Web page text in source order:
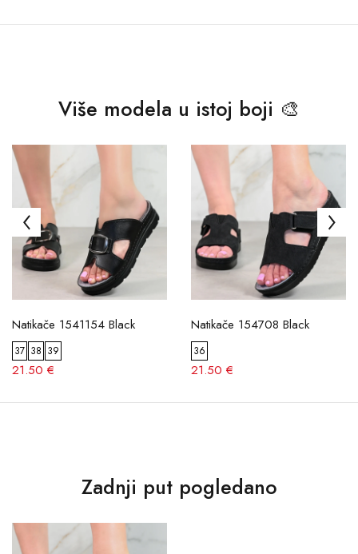
Više modela u istoj boji 🎨
Natikače 1541154 Black
37 38 39
21.50 €
Natikače 154708 Black
36
21.50 €
Zadnji put pogledano